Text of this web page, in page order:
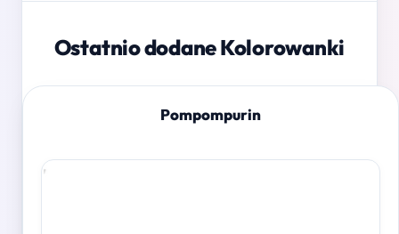
Ostatnio dodane Kolorowanki
Pompompurin